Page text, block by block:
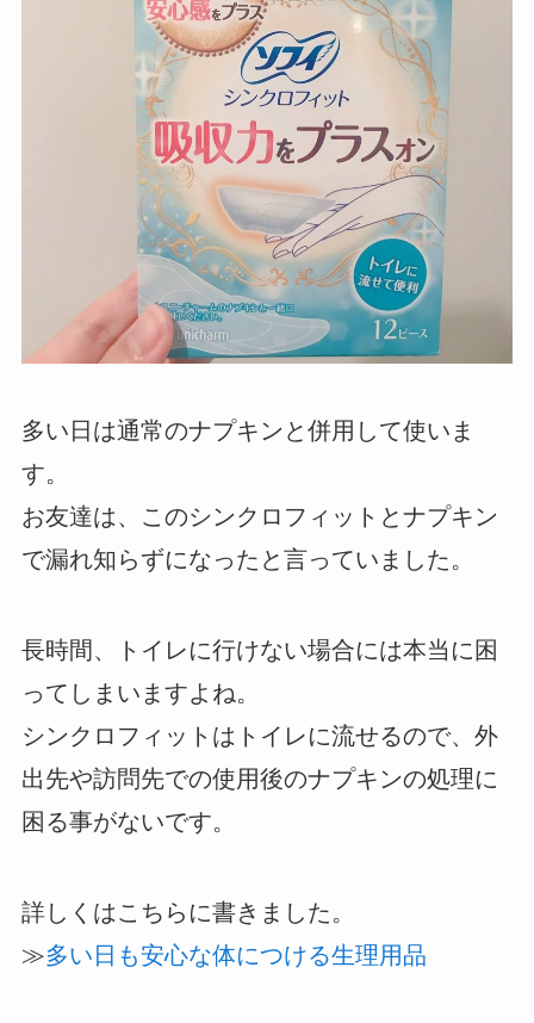
多い日は通常のナプキンと併用して使いま
す。
お友達は、このシンクロフィットとナプキン
で漏れ知らずになったと言っていました。
長時間、トイレに行けない場合には本当に困
ってしまいますよね。
シンクロフィットはトイレに流せるので、外
出先や訪問先での使用後のナプキンの処理に
困る事がないです。
詳しくはこちらに書きました。
≫多い日も安心な体につける生理用品